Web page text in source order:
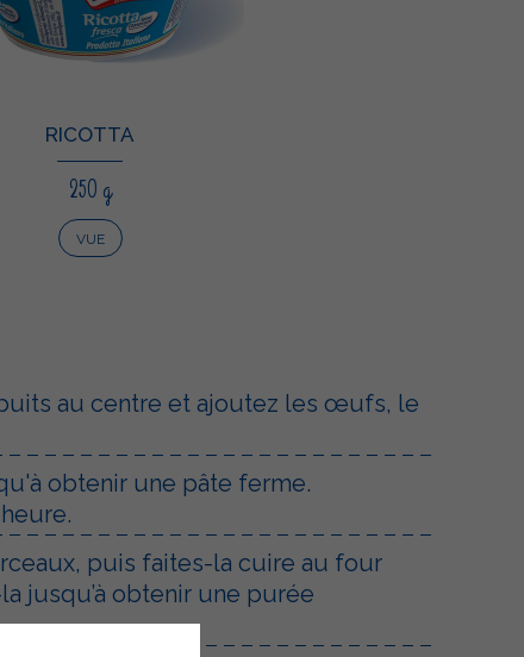
RICOTTA
250 g
VUE
au centre et ajoutez les œufs, le
obtenir une pâte ferme.
puis faites-la cuire au four
jusqu’à obtenir une purée